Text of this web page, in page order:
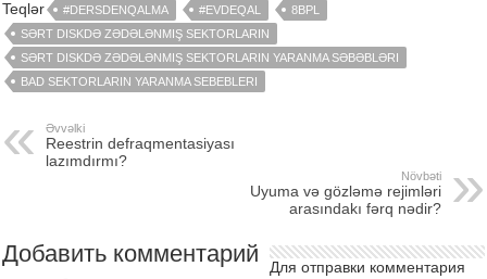
Teqlər #DERSDENQALMA #EVDEQAL
8BPL
SƏRT DISKDƏ ZƏDƏLƏNMIŞ SEKTORLARIN
SƏRT DISKDƏ ZƏDƏLƏNMIŞ SEKTORLARIN YARANMA SƏBƏBLƏRI
BAD SEKTORLARIN YARANMA SEBEBLERI
Əvvəlki
Reestrin defraqmentasiyası
lazımdırmı?
Növbəti
Uyuma və gözləmə rejimləri
arasındakı fərq nədir?
Добавить комментарий
Для отправки комментария